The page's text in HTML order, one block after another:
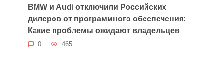
BMW и Audi отключили Российских
дилеров от программного обеспечения:
Какие проблемы ожидают владельцев
0 465